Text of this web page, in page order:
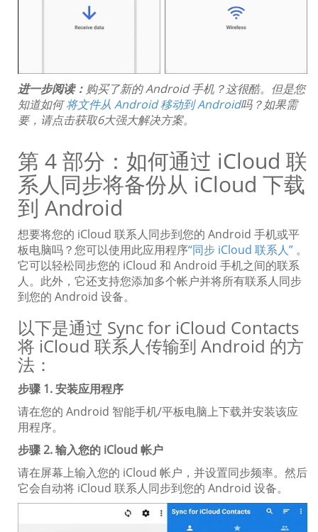
进一步阅读： 购买了新的 Android 手机？这很酷。但是您
知道如何将文件从 Android 移动到 Android吗？如果需
要，请点击获取6大强大解决方案。
第 4 部分：如何通过 iCloud 联
系人同步将备份从 iCloud 下载
到 Android
想要将您的 iCloud 联系人同步到您的 Android 手机或平
板电脑吗？您可以使用此应用程序“同步 iCloud 联系人” 。
它可以轻松同步您的 iCloud 和 Android 手机之间的联系
人。此外，它还支持您添加多个帐户并将所有联系人同步
到您的 Android 设备。
以下是通过 Sync for iCloud Contacts
将 iCloud 联系人传输到 Android 的方
法：
步骤 1. 安装应用程序
请在您的 Android 智能手机/平板电脑上下载并安装该应
用程序。
步骤 2. 输入您的 iCloud 帐户
请在屏幕上输入您的 iCloud 帐户，并设置同步频率。然后
它会自动将 iCloud 联系人同步到您的 Android 设备。